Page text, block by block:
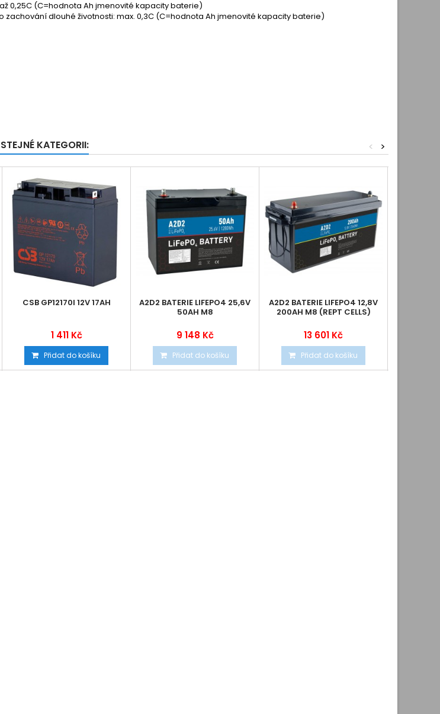
0,25C (C=hodnota Ah jmenovité kapacity baterie)
dlouhé životnosti: max. 0,3C (C=hodnota Ah jmenovité kapacity baterie)
KATEGORII: >
<
CSB GP12170I 12V 17AH
1 411 Kč
Přidat do košíku
A2D2 BATERIE LIFEPO4 25,6V
50AH M8
9 148 Kč
Přidat do košíku
A2D2 BATERIE LIFEPO4 12,8V
200AH M8 (REPT CELLS)
13 601 Kč
Přidat do košíku